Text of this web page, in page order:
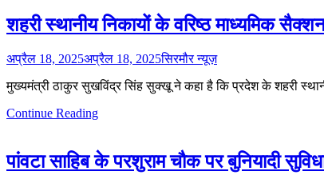
शहरी स्थानीय निकायों के वरिष्ठ माध्यमिक
अप्रैल 18, 2025अप्रैल 18, 2025सिरमौर न्यूज़
मुख्यमंत्री ठाकुर सुखविंद्र सिंह सुक्खू ने कहा है कि प्रदेश के शहरी
Continue Reading
पांवटा साहिब के परशुराम चौक पर बुनियादी